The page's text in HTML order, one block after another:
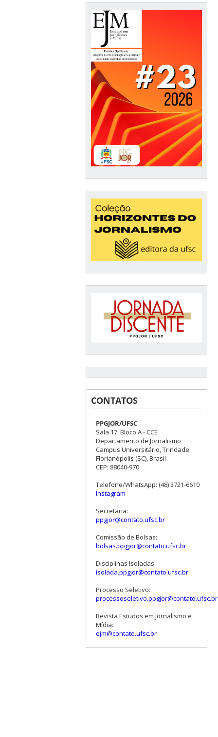
CONTATOS
PPGJOR/UFSC
Sala 17, Bloco A - CCE
Departamento de Jornalismo
Campus Universitário, Trindade
Florianópolis (SC), Brasil
CEP: 88040-970
Telefone/WhatsApp: (48) 3721-6610
Instagram
Secretaria:
ppgjor@contato.ufsc.br
Comissão de Bolsas:
bolsas.ppgjor@contato.ufsc.br
Disciplinas Isoladas:
isolada.ppgjor@contato.ufsc.br
Processo Seletivo:
processoseletivo.ppgjor@contato.ufsc.br
Revista Estudos em Jornalismo e
Mídia:
ejm@contato.ufsc.br